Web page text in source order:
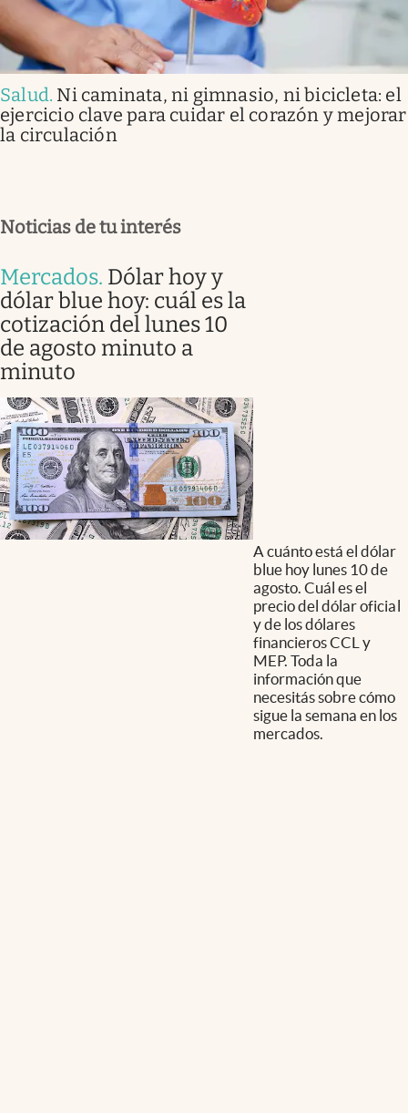
Salud. Ni caminata, ni gimnasio, ni bicicleta: el
ejercicio clave para cuidar el corazón y mejorar
la circulación
Noticias de tu interés
Mercados. Dólar hoy y
dólar blue hoy: cuál es la
cotización del lunes 10
de agosto minuto a
minuto
A cuánto está el dólar
blue hoy lunes 10 de
agosto. Cuál es el
precio del dólar oficial
y de los dólares
financieros CCL y
MEP. Toda la
información que
necesitás sobre cómo
sigue la semana en los
mercados.